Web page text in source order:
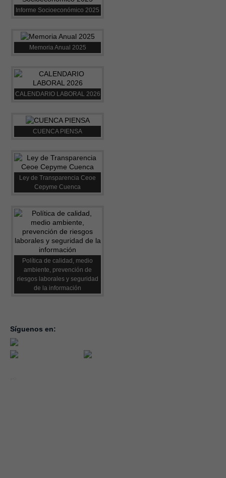
Informe Socioeconómico 2025
Memoria Anual 2025
CALENDARIO LABORAL 2026
CUENCA PIENSA
Ley de Transparencia Ceoe
Cepyme Cuenca
Política de calidad, medio
ambiente, prevención de
riesgos laborales y seguridad
de la información
Síguenos en: